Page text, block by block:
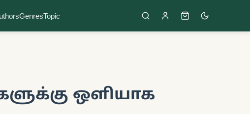
GenresTopic
ஒளியாக